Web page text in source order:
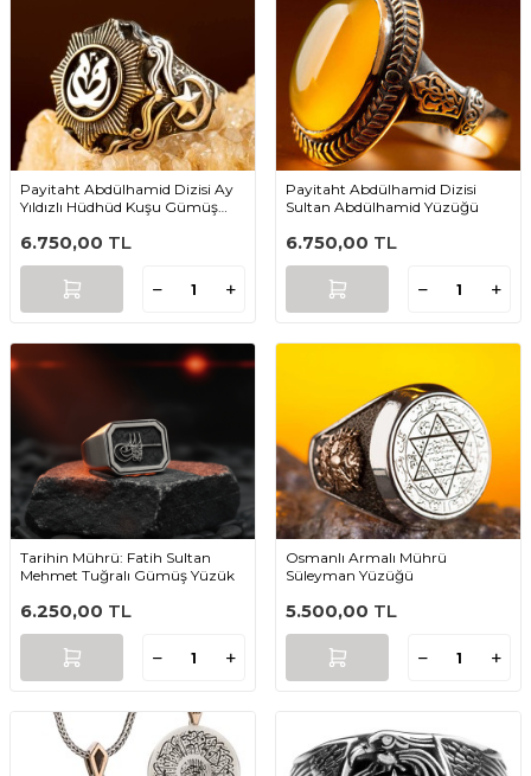
Payitaht Abdülhamid Dizisi Ay
Yıldızlı Hüdhüd Kuşu Gümüş
6.750,00 TL
Payitaht Abdülhamid Dizisi
Sultan Abdülhamid Yüzüğü
6.750,00 TL
Tarihin Mührü: Fatih Sultan
Mehmet Tuğralı Gümüş Yüzük
6.250,00 TL
Osmanlı Armalı Mührü
Süleyman Yüzüğü
5.500,00 TL